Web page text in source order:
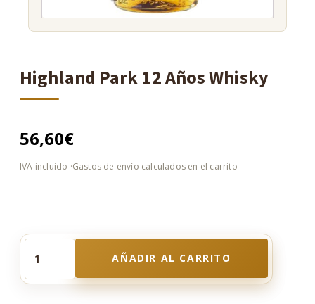
Highland Park 12 Años Whisky
56,60€
Park
AÑADIR AL CARRITO